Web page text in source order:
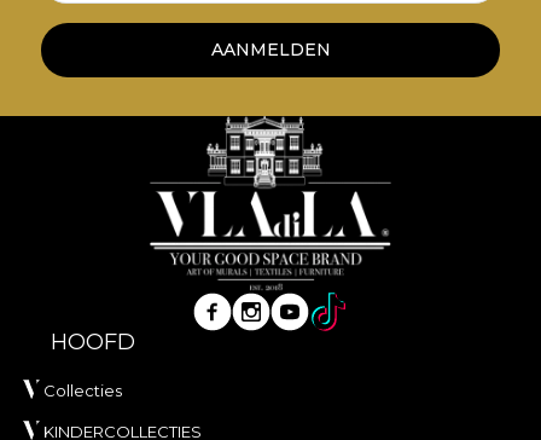
AANMELDEN
HOOFD
Collecties
KINDERCOLLECTIES